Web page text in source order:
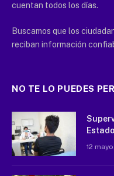
cuentan todos los días.
Buscamos que los
reciban información
NO TE LO PUEDES
12